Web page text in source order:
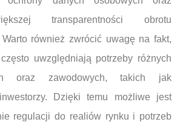
transparentności obrotu
również zwrócić uwagę na fakt,
uwzględniają potrzeby różnych
oraz zawodowych, takich jak
Dzięki temu możliwe jest
regulacji do realiów rynku i potrzeb